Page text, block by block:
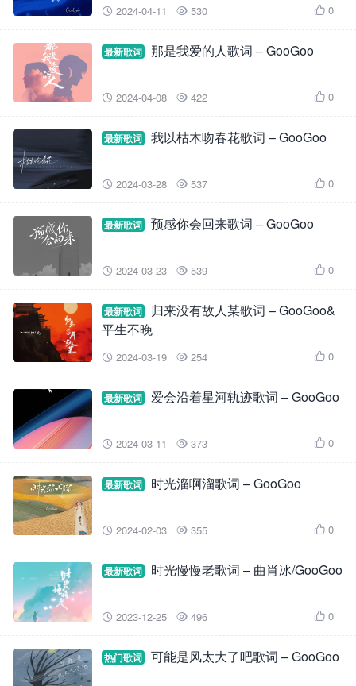
 2024-04-11  530  0
最新歌词 那是我爱的人歌词 – GooGoo
 2024-04-08  422  0
最新歌词 我以枯木吻春花歌词 – GooGoo
 2024-03-28  537  0
最新歌词 预感你会回来歌词 – GooGoo
 2024-03-23  539  0
最新歌词
归来没有故人某歌词 – GooGoo&
平生不晚
 2024-03-19  254  0
最新歌词 爱会沿着星河轨迹歌词 – GooGoo
 2024-03-11  373  0
最新歌词 时光溜啊溜歌词 – GooGoo
 2024-02-03  355  0
最新歌词 时光慢慢老歌词 – 曲肖冰/GooGoo
 2023-12-25  496  0
热门歌词 可能是风太大了吧歌词 – GooGoo